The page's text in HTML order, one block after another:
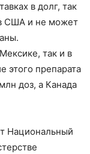
в долг, так
США и не может
так и в
этого препарата
доз, а Канада
Национальный